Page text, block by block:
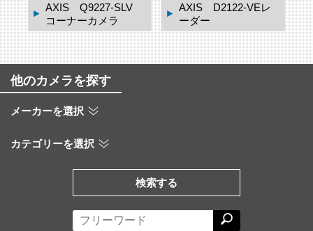
AXIS D2123-VEレ
ーダー
AXIS TQ3819-E ウ
ェザーシールド
他のカメラを探す
メーカーを選択
カテゴリーを選択
検索する